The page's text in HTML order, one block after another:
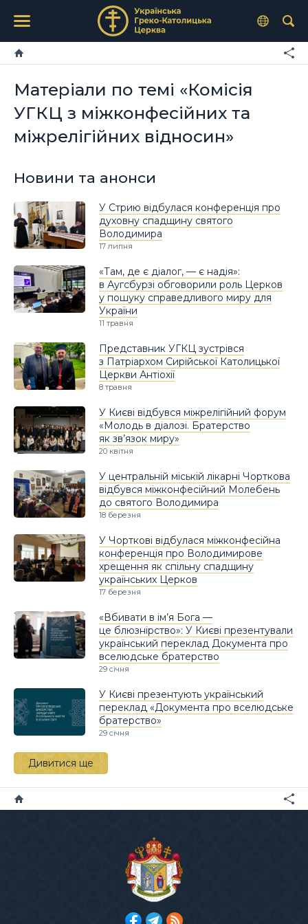
Матеріали по темі «Комісія
УГКЦ з міжконфесійних та
міжрелігійних відносин»
Новини та анонси
У Стрию відбулася конференція про
духовну спадщину святого
Володимира
17 липня
«Там, де є діалог, — є надія»:
в Аугсбурзі обговорили роль Церков
у пошуку справедливого миру для
України
11 травня
Представник УГКЦ зустрівся
з Патріархом Сирійської Католицької
Церкви Антіохії
8 травня
У Києві відбувся міжрелігійний форум
«Молодь в діалозі. Братерство
як зв’язок миру»
20 квітня
У центральній міській лікарні Чорткова
відбувся міжконфесійний Молебень
до святого Володимира
18 березня
У Чорткові відбулася міжконфесійна
конференція про Володимирове
хрещення як спільну спадщину
українських Церков
17 березня
«Вбивати в ім’я Бога —
це блюзнірство»: У Києві презентували
український переклад Документа про
вселюдське братерство
29 січня
У Києві презентують український
переклад «Документа про вселюдське
братерство»
29 січня
Дивитися ще